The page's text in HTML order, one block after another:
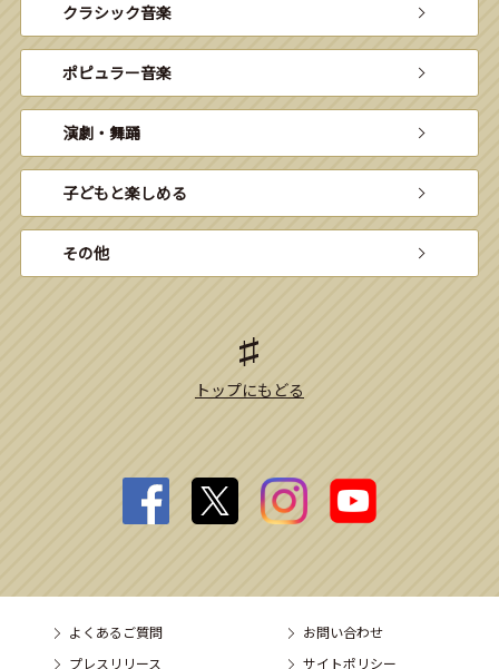
クラシック音楽
ポピュラー音楽
演劇・舞踊
子どもと楽しめる
その他
トップにもどる
よくあるご質問
お問い合わせ
プレスリリース
サイトポリシー